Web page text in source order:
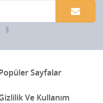
Sayfalar
Ve Kullanım